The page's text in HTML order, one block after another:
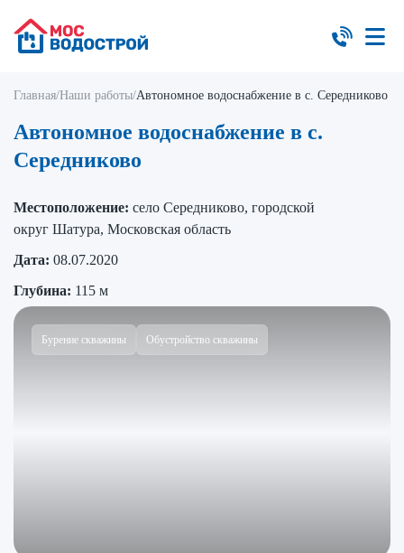
Главная/Наши работы/Автономное водоснабжение в с. Середниково
Автономное водоснабжение в с.
Середниково
Местоположение: село Середниково, городской
округ Шатура, Московская область
Дата: 08.07.2020
Глубина: 115 м
Бурение скважины Обустройство скважины